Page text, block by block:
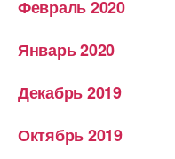
Февраль 2020
Январь 2020
Декабрь 2019
Октябрь 2019